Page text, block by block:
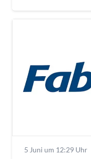
5 Juni um 12:29 Uhr